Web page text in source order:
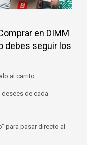
DIMM
debes seguir los
al carrito
de cada
para pasar directo al